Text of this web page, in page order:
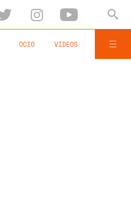
OCIO VIDEOS